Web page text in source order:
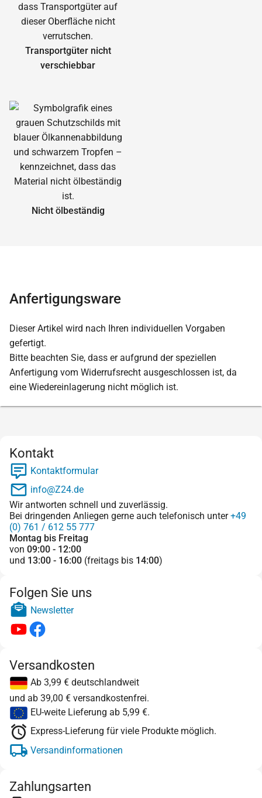
Transportgüter nicht
verschiebbar
Nicht ölbeständig
Anfertigungsware
Dieser Artikel wird nach Ihren individuellen Vorgaben
gefertigt.
Bitte beachten Sie, dass er aufgrund der speziellen
Anfertigung vom Widerrufsrecht ausgeschlossen ist, da
eine Wiedereinlagerung nicht möglich ist.
Kontakt
Kontaktformular
info@Z24.de
Wir antworten schnell und zuverlässig.
Bei dringenden Anliegen gerne auch telefonisch unter+49
(0) 761 / 612 55 777
Montag bis Freitag
von 09:00 - 12:00
und 13:00 - 16:00 (freitags bis 14:00)
Folgen Sie uns
Newsletter
Versandkosten
Ab 3,99 € deutschlandweit
und ab 39,00 € versandkostenfrei.
EU-weite Lieferung ab 5,99 €.
Express-Lieferung für viele Produkte möglich.
Versandinformationen
Zahlungsarten